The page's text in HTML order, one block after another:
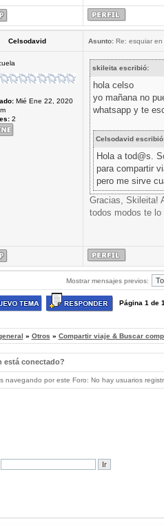
Celsodavid Asunto:Re: esquiar en
Mié Ene 22, 2020
2
skileita escribió:
hola celso
yo mañana no
whatsapp y te
Celsodavid
Hola a tod@s.
para compartir
pero me sirve
Gracias, Skileita!
todos modos te lo
Mostrar mensajes previos:
Página 1 de 1
» Otros » Compartir viaje & Buscar
está conectado?
navegando por este Foro: No hay usuarios